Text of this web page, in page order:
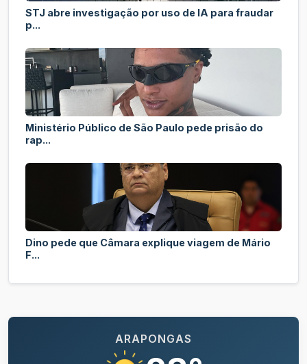
STJ abre investigação por uso de IA para fraudar
p...
Ministério Público de São Paulo pede prisão do
rap...
Dino pede que Câmara explique viagem de Mário
F...
ARAPONGAS